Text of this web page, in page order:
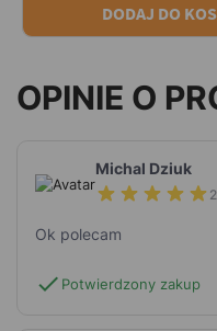
DODAJ DO
OPINIE O
Michal Dziuk
Ok polecam
check Potwierdzony zakup